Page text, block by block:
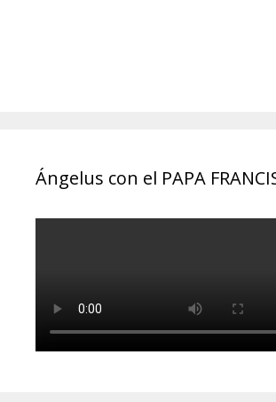
Ángelus con el PAPA